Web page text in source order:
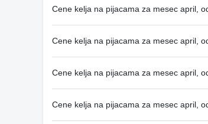
Cene kelja na pijacama za mesec april,
Cene kelja na pijacama za mesec april,
Cene kelja na pijacama za mesec april,
Cene kelja na pijacama za mesec april,